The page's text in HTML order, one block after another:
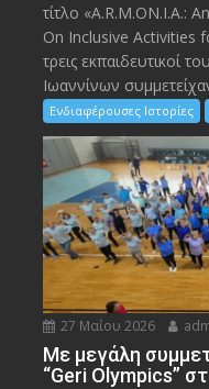
τίτλο «A.R.M.ON.I.A.:
On Inclusive Activities
τρεις εκπαιδευτικοί
Ιωαννίνων
Ενδιαφέρουσες Ιστορίες
27 Μαΐου 2026
Με μεγάλη
“Geri Olympics”